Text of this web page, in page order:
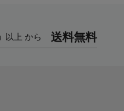
パネル
以上 から 送料無料